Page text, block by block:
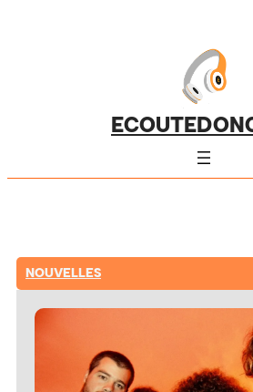
NOUVELLES